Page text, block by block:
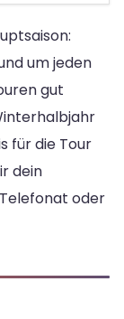
um jeden
gut
für die Tour
dein
oder